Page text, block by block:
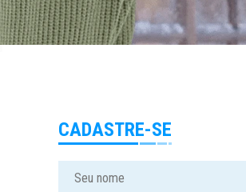
CADASTRE-SE